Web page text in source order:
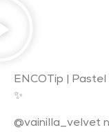
ENCOTip | Pastel
✨
@vainilla_velvet